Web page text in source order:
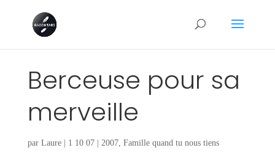
Berceuse pour sa
merveille
par Laure| 1 10 07| 2007, Famille quand tu nous tiens